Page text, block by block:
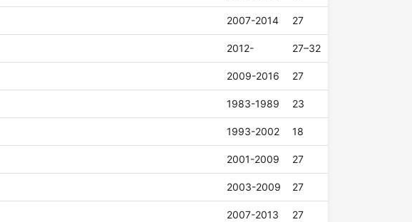
2007-2014 27
2012- 27–32
2009-2016 27
1983-1989 23
1993-2002 18
2001-2009 27
2003-2009 27
2007-2013 27